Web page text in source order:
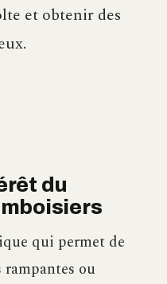
et obtenir des
du
qui permet de
ou